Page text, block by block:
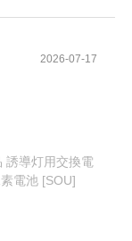
2026-07-17
誘導灯用交換電
電池 [SOU]